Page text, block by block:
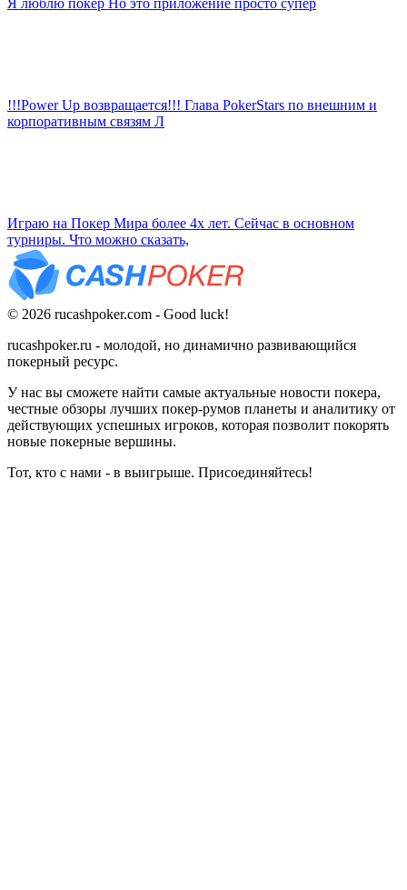
!!!Power Up возвращается!!! Глава PokerStars по внешним и
корпоративным связям Л
Играю на Покер Мира более 4х лет. Сейчас в основном
турниры. Что можно сказать,
© 2026 rucashpoker.com - Good luck!
rucashpoker.ru - молодой, но динамично развивающийся
покерный ресурс.
У нас вы сможете найти самые актуальные новости покера,
честные обзоры лучших покер-румов планеты и аналитику от
действующих успешных игроков, которая позволит покорять
новые покерные вершины.
Тот, кто с нами - в выигрыше. Присоединяйтесь!